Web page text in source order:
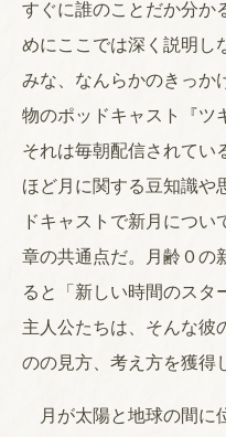
すぐに誰のことだか分か
めにここでは深く説明し
みな、なんらかのきっか
物のポッドキャスト『ツ
それは毎朝配信されてい
ほど月に関する豆知識や
ドキャストで新月につ
章の共通点だ。月齢０の
ると「新しい時間のスタ
主人公たちは、そんな彼
のの見方、考え方を獲得
月が太陽と地球の間に